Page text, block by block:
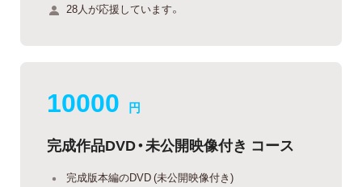
28人が応援しています。
10000 円
完成作品DVD・未公開映像付き コース
完成版本編のDVD (未公開映像付き)